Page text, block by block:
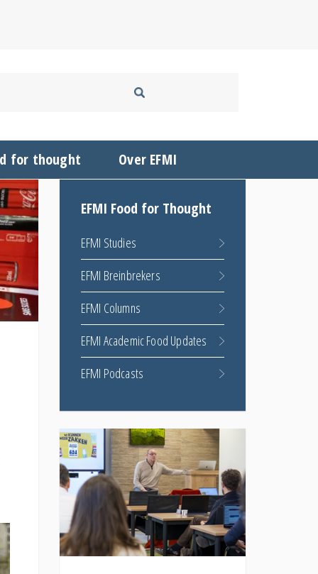
for thought Over EFMI
EFMI Food for Thought
EFMI Studies
EFMI Breinbrekers
EFMI Columns
EFMI Academic Food Updates
EFMI Podcasts